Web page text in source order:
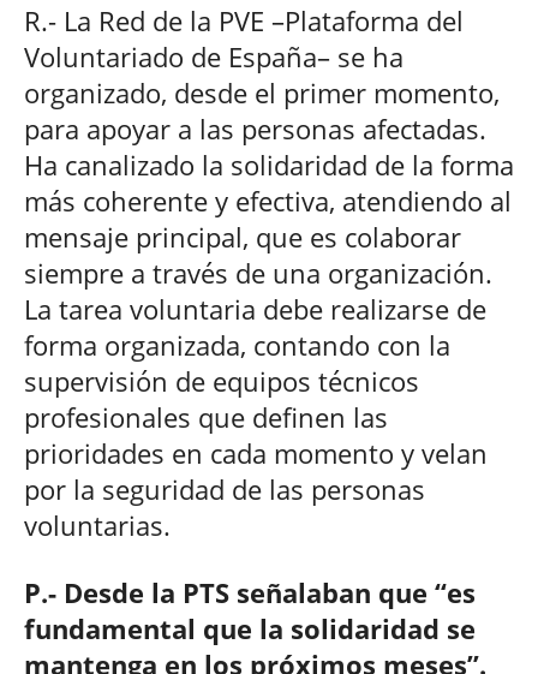
R.- La Red de la PVE –Plataforma del
Voluntariado de España– se ha
organizado, desde el primer momento,
para apoyar a las personas afectadas.
Ha canalizado la solidaridad de la forma
más coherente y efectiva, atendiendo al
mensaje principal, que es colaborar
siempre a través de una organización.
La tarea voluntaria debe realizarse de
forma organizada, contando con la
supervisión de equipos técnicos
profesionales que definen las
prioridades en cada momento y velan
por la seguridad de las personas
voluntarias.
P.- Desde la PTS señalaban que “es
fundamental que la solidaridad se
mantenga en los próximos meses”.